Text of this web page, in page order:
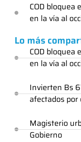
COD bloquea
en la vía al
Lo más
COD bloquea
en la vía al
Invierten Bs
afectados por
Magisterio
Gobierno